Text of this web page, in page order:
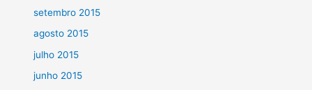
setembro 2015
agosto 2015
julho 2015
junho 2015